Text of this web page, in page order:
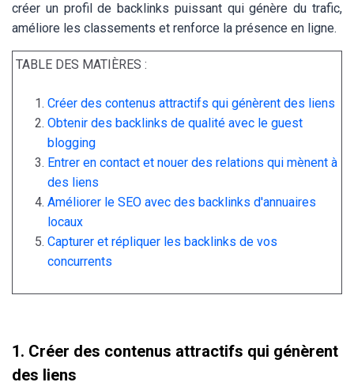
créer un profil de backlinks puissant qui génère du trafic,
améliore les classements et renforce la présence en ligne.
TABLE DES MATIÈRES :
Créer des contenus attractifs qui génèrent des liens
Obtenir des backlinks de qualité avec le guest
blogging
Entrer en contact et nouer des relations qui mènent à
des liens
Améliorer le SEO avec des backlinks d'annuaires
locaux
Capturer et répliquer les backlinks de vos
concurrents
1. Créer des contenus attractifs qui génèrent
des liens